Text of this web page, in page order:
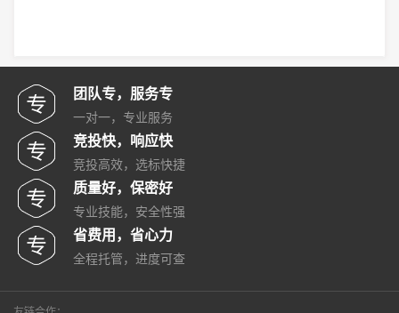
团队专，服务专
一对一，专业服务
竞投快，响应快
竞投高效，选标快捷
质量好，保密好
专业技能，安全性强
省费用，省心力
全程托管，进度可查